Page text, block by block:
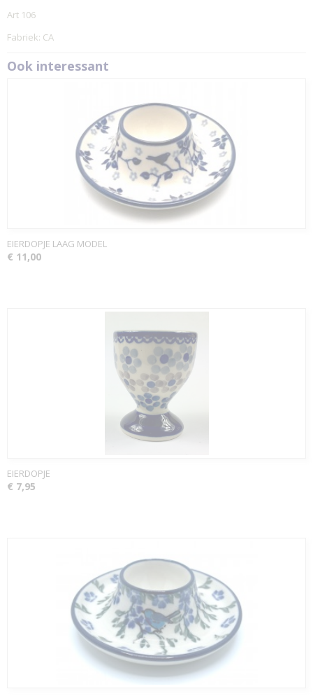
Art 106
Fabriek: CA
Ook interessant
EIERDOPJE LAAG MODEL
€ 11,00
EIERDOPJE
€ 7,95